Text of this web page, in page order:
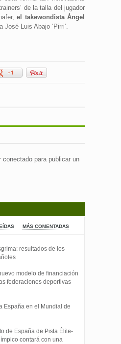
de la talla del jugador
el takewondista Ángel
José Luis Abajo ‘Pirri’.
conectado para publicar un
MÁS COMENTADAS
resultados de los
modelo de financiación
federaciones deportivas
España en el Mundial de
de España de Pista Élite-
contará con una